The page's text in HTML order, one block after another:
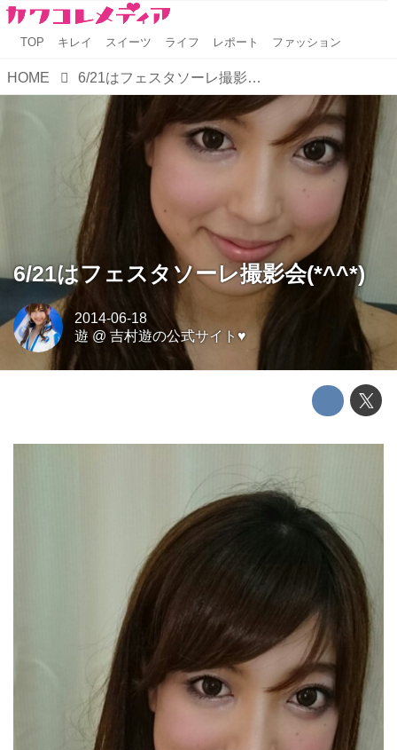
TOP キレイ スイーツ ライフ レポート ファッション
HOME 6/21はフェスタソーレ撮影会(*^^*)
6/21はフェスタソーレ撮影会(*^^*)
2014-06-18
遊 @ 吉村遊の公式サイト♥️